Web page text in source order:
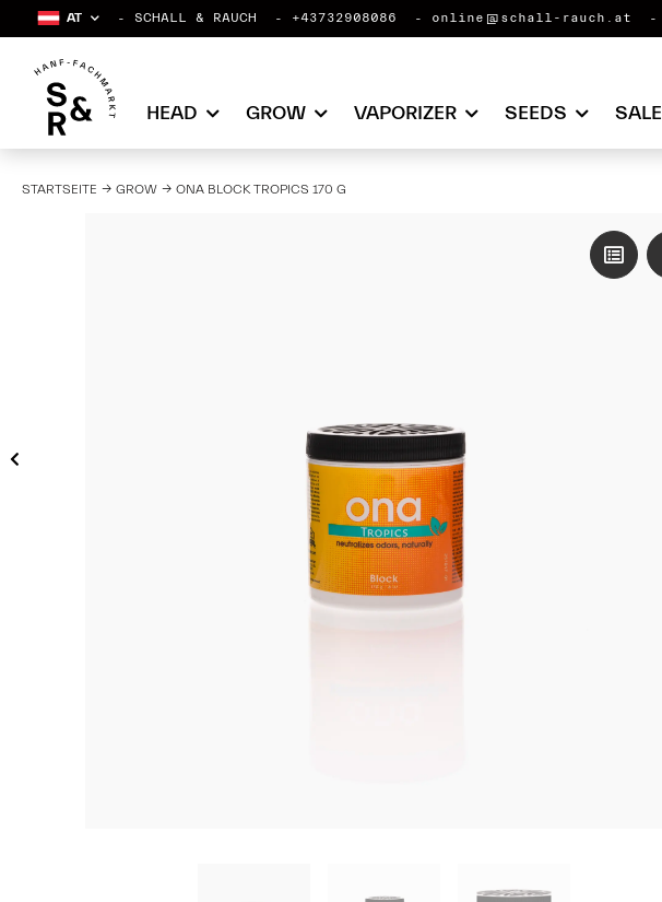
AT SCHALL & RAUCH +43732908086 online@schall-rauch.at
HEAD GROW VAPORIZER SEEDS SALE
STARTSEITE GROW ONA BLOCK TROPICS 170 G